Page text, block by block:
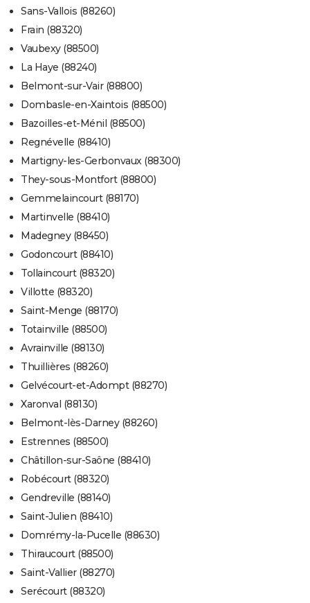
Sans-Vallois (88260)
Frain (88320)
Vaubexy (88500)
La Haye (88240)
Belmont-sur-Vair (88800)
Dombasle-en-Xaintois (88500)
Bazoilles-et-Ménil (88500)
Regnévelle (88410)
Martigny-les-Gerbonvaux (88300)
They-sous-Montfort (88800)
Gemmelaincourt (88170)
Martinvelle (88410)
Madegney (88450)
Godoncourt (88410)
Tollaincourt (88320)
Villotte (88320)
Saint-Menge (88170)
Totainville (88500)
Avrainville (88130)
Thuillières (88260)
Gelvécourt-et-Adompt (88270)
Xaronval (88130)
Belmont-lès-Darney (88260)
Estrennes (88500)
Châtillon-sur-Saône (88410)
Robécourt (88320)
Gendreville (88140)
Saint-Julien (88410)
Domrémy-la-Pucelle (88630)
Thiraucourt (88500)
Saint-Vallier (88270)
Serécourt (88320)